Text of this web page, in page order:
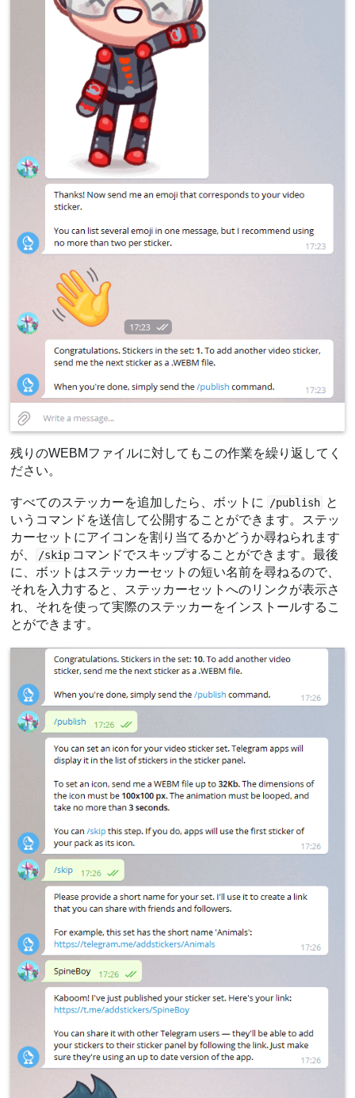
残りのWEBMファイルに対してもこの作業を繰り返してく
ださい。
すべてのステッカーを追加したら、ボットに /publish と
いうコマンドを送信して公開することができます。ステッ
カーセットにアイコンを割り当てるかどうか尋ねられます
が、
/skip コマンドでスキップすることができます。最後
に、ボットはステッカーセットの短い名前を尋ねるので、
それを入力すると、ステッカーセットへのリンクが表示さ
れ、それを使って実際のステッカーをインストールするこ
とができます。